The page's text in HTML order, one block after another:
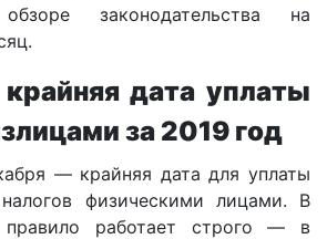
законодательства на
дата уплаты
за 2019 год
— крайняя дата для уплаты
физическими лицами. В
работает строго — в